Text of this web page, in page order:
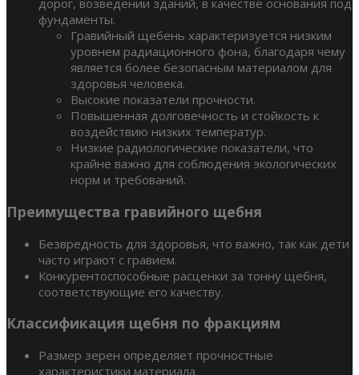
дорог, возведении зданий, в качестве основания под
фундаменты.
Гравийный щебень характеризуется низким
уровнем радиационного фона, благодаря чему
является более безопасным материалом для
здоровья человека.
Высокие показатели прочности.
Повышенная долговечность и стойкость к
воздействию низких температур.
Низкие радиологические показатели, что
крайне важно для соблюдения экологических
норм и требований.
Преимущества гравийного щебня
Безвредность для здоровья, что важно, так как дети
часто играют с гравием.
Конкурентоспособные расценки за тонну щебня,
соответствующие его качеству.
Классификация щебня по фракциям
Размер зерен определяет прочностные
характеристики материала.